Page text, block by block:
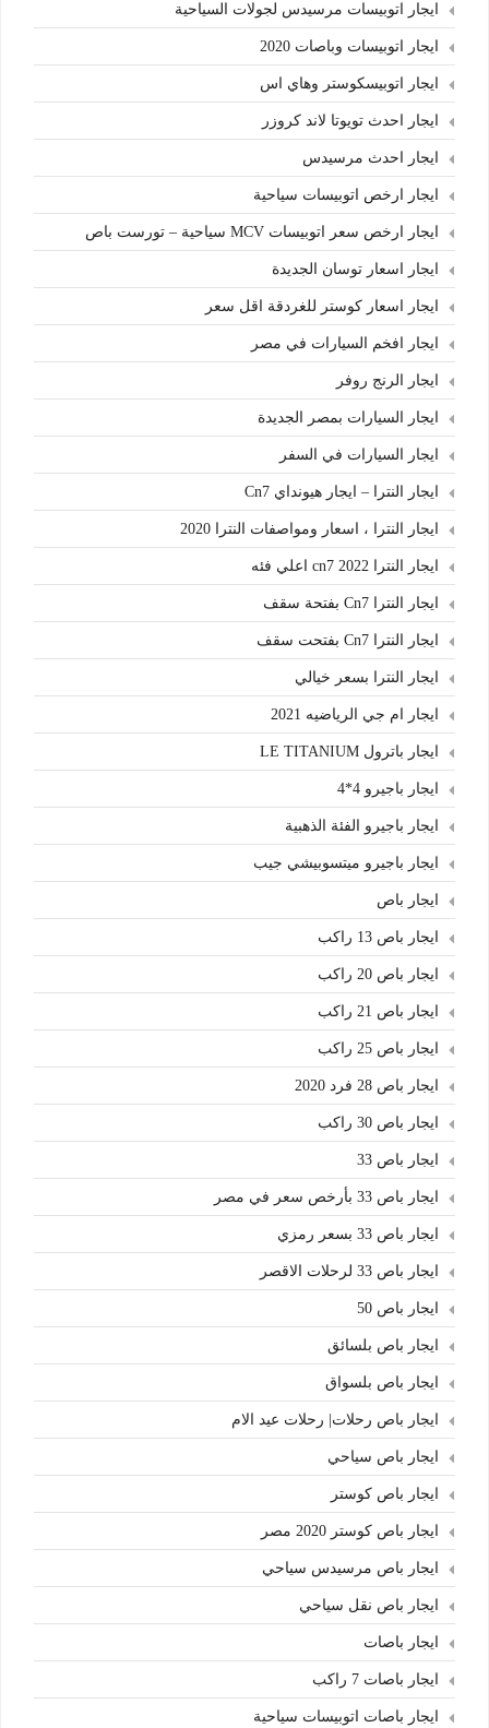
ايجار اتوبيسات مرسيدس لجولات السياحية
ايجار اتوبيسات وباصات 2020
ايجار اتوبيسكوستر وهاي اس
ايجار احدث تويوتا لاند كروزر
ايجار احدث مرسيدس
ايجار ارخص اتوبيسات سياحية
ايجار ارخص سعر اتوبيسات MCV سياحية – تورست باص
ايجار اسعار توسان الجديدة
ايجار اسعار كوستر للغردقة اقل سعر
ايجار افخم السيارات في مصر
ايجار الرنج روفر
ايجار السيارات بمصر الجديدة
ايجار السيارات في السفر
ايجار النترا – ايجار هيونداي Cn7
ايجار النترا ، اسعار ومواصفات النترا 2020
ايجار النترا cn7 2022 اعلي فئه
ايجار النترا Cn7 بفتحة سقف
ايجار النترا Cn7 بفتحت سقف
ايجار النترا بسعر خيالي
ايجار ام جي الرياضيه 2021
ايجار باترول LE TITANIUM
ايجار باجيرو 4*4
ايجار باجيرو الفئة الذهبية
ايجار باجيرو ميتسوبيشي جيب
ايجار باص
ايجار باص 13 راكب
ايجار باص 20 راكب
ايجار باص 21 راكب
ايجار باص 25 راكب
ايجار باص 28 فرد 2020
ايجار باص 30 راكب
ايجار باص 33
ايجار باص 33 بأرخص سعر في مصر
ايجار باص 33 بسعر رمزي
ايجار باص 33 لرحلات الاقصر
ايجار باص 50
ايجار باص بلسائق
ايجار باص بلسواق
ايجار باص رحلات| رحلات عيد الام
ايجار باص سياحي
ايجار باص كوستر
ايجار باص كوستر 2020 مصر
ايجار باص مرسيدس سياحي
ايجار باص نقل سياحي
ايجار باصات
ايجار باصات 7 راكب
ايجار باصات اتوبيسات سياحية